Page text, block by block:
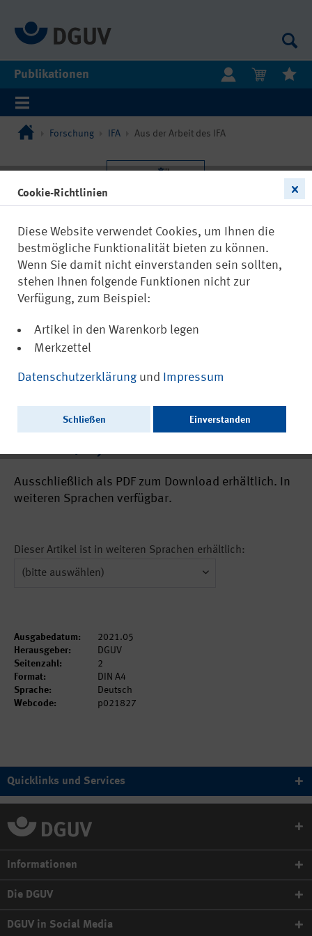
Publikationen
Forschung IFA Aus der Arbeit des IFA
Arbeitsbedingte Expositionen gegenüber
Staub in Deutschland (Aus der Arbeit des
Ausschließlich als PDF zum Download erhältlich. In
weiteren Sprachen verfügbar.
Dieser Artikel ist in weiteren Sprachen erhältlich:
Ausgabedatum:
2021.05
Herausgeber:
DGUV
Seitenzahl:
2
Format:
DIN A4
Sprache:
Deutsch
Webcode:
p021827
Quicklinks und Services
Informationen
Die DGUV
DGUV in Social Media
Cookie-Richtlinien
Diese Website verwendet Cookies, um Ihnen die
bestmögliche Funktionalität bieten zu können.
Wenn Sie damit nicht einverstanden sein sollten,
stehen Ihnen folgende Funktionen nicht zur
Verfügung, zum Beispiel:
Artikel in den Warenkorb legen
Merkzettel
Datenschutzerklärung und Impressum
Schließen Einverstanden